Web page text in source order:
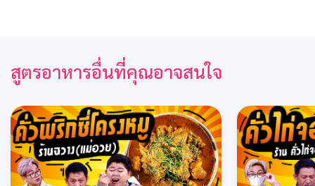
สูตรอาหารอื่นที่คุณอาจสนใจ